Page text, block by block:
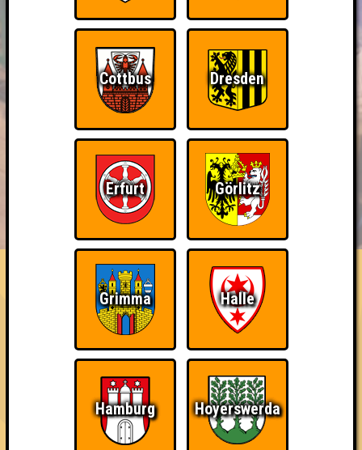
HIGHSCORE RESERVIERUNG
FAQ ÜBER UNS
Bin ich schon drin?
Nimm an einem Online-Quiz teil
~ Noch nicht erreicht ~
Cottbus Dresden
Erfurt Görlitz
Grimma Halle
Hamburg Hoyerswerda